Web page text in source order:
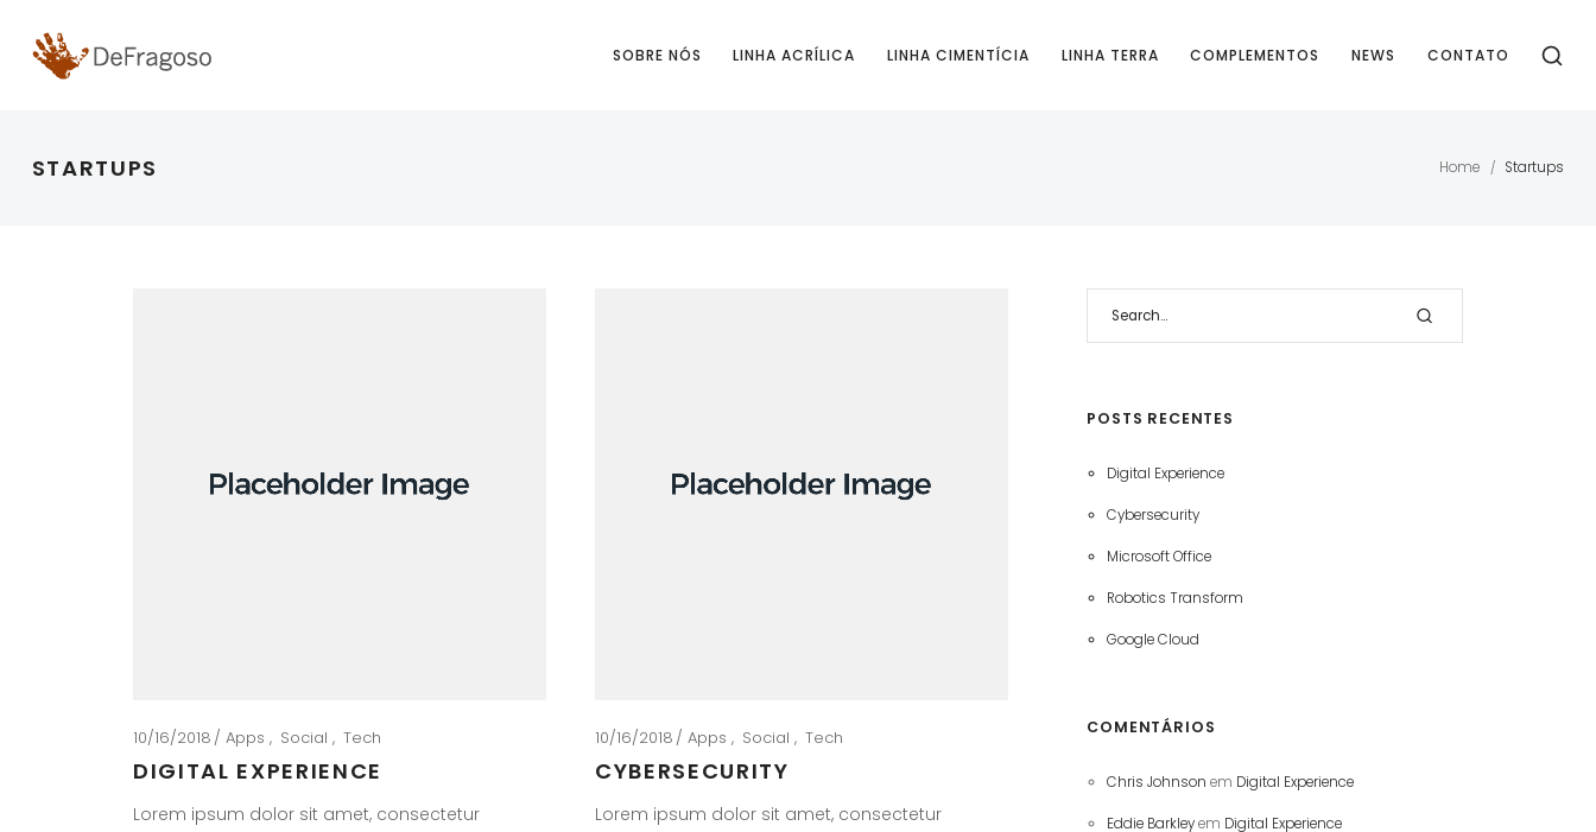
SOBRE NÓS LINHA ACRÍLICA LINHA CIMENTÍCIA LINHA TERRA COMPLEMENTOS NEWS CONTATO
STARTUPS Home / Startups
10/16/2018 Apps Social Tech
DIGITAL EXPERIENCE
Lorem ipsum dolor sit amet, consectetur
10/16/2018 Apps Social Tech
CYBERSECURITY
Lorem ipsum dolor sit amet, consectetur
POSTS RECENTES
Digital Experience
Cybersecurity
Microsoft Office
Robotics Transform
Google Cloud
COMENTÁRIOS
Chris Johnson em Digital Experience
Eddie Barkleyem Digital Experience